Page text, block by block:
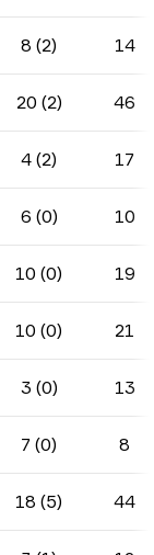
8 (2) 14
20 (2) 46
4 (2) 17
6 (0) 10
10 (0) 19
10 (0) 21
3 (0) 13
7 (0) 8
18 (5) 44